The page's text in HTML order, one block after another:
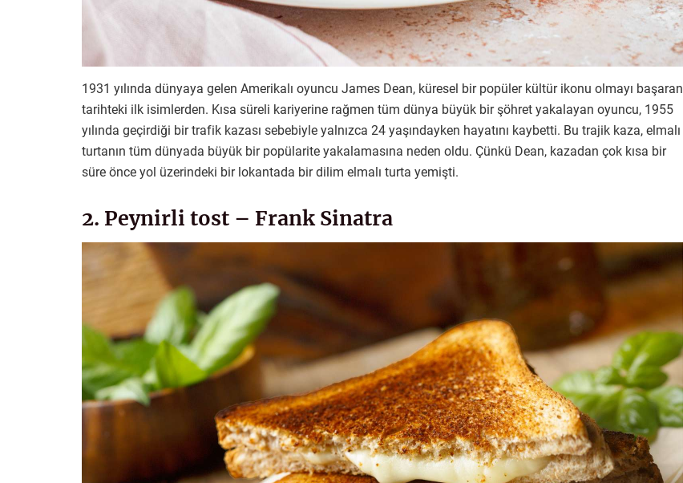
1931 yılında dünyaya gelen Amerikalı oyuncu James Dean, küresel bir popüler kültür ikonu olmayı başaran
tarihteki ilk isimlerden. Kısa süreli kariyerine rağmen tüm dünya büyük bir şöhret yakalayan oyuncu, 1955
yılında geçirdiği bir trafik kazası sebebiyle yalnızca 24 yaşındayken hayatını kaybetti. Bu trajik kaza, elmalı
turtanın tüm dünyada büyük bir popülarite yakalamasına neden oldu. Çünkü Dean, kazadan çok kısa bir
süre önce yol üzerindeki bir lokantada bir dilim elmalı turta yemişti.
2. Peynirli tost – Frank Sinatra